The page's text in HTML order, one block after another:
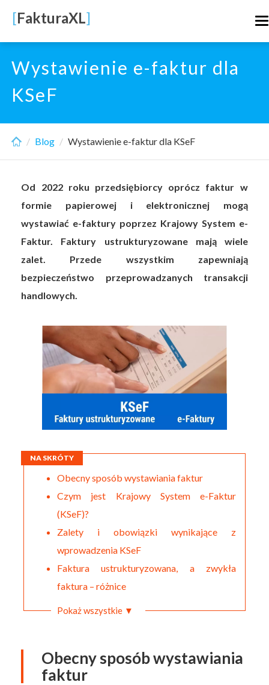
main
content
[FakturaXL]
Wystawienie e-faktur dla
KSeF
Blog Wystawienie e-faktur dla KSeF
Od 2022 roku przedsiębiorcy oprócz faktur w
formie papierowej i elektronicznej mogą
wystawiać e-faktury poprzez Krajowy System e-
Faktur. Faktury ustrukturyzowane mają wiele
zalet. Przede wszystkim zapewniają
bezpieczeństwo przeprowadzanych transakcji
handlowych.
NA SKRÓTY
Obecny sposób wystawiania faktur
Czym jest Krajowy System e-Faktur
(KSeF)?
Zalety i obowiązki wynikające z
wprowadzenia KSeF
Faktura ustrukturyzowana, a zwykła
faktura – różnice
Pokaż wszystkie ▼
Obecny sposób wystawiania
faktur